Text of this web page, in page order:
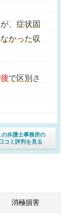
の弁護士事務所の
口コミ評判を見る
、 症状固
かった収
で区別さ
消極損害